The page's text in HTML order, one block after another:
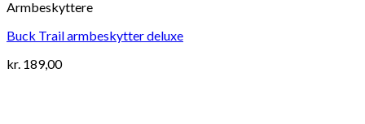
Armbeskyttere
Buck Trail armbeskytter deluxe
kr. 189,00